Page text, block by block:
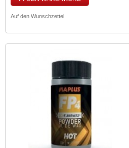
Auf den Wunschzettel